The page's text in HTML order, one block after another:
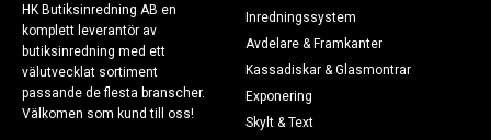
HK Butiksinredning AB en
komplett leverantör av
butiksinredning med ett
välutvecklat sortiment
passande de flesta branscher.
Välkomen som kund till oss!
Inredningssystem
Avdelare & Framkanter
Kassadiskar & Glasmontrar
Exponering
Skylt & Text